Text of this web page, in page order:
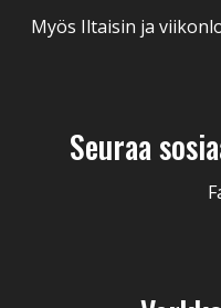
Myös Iltaisin ja
Seuraa